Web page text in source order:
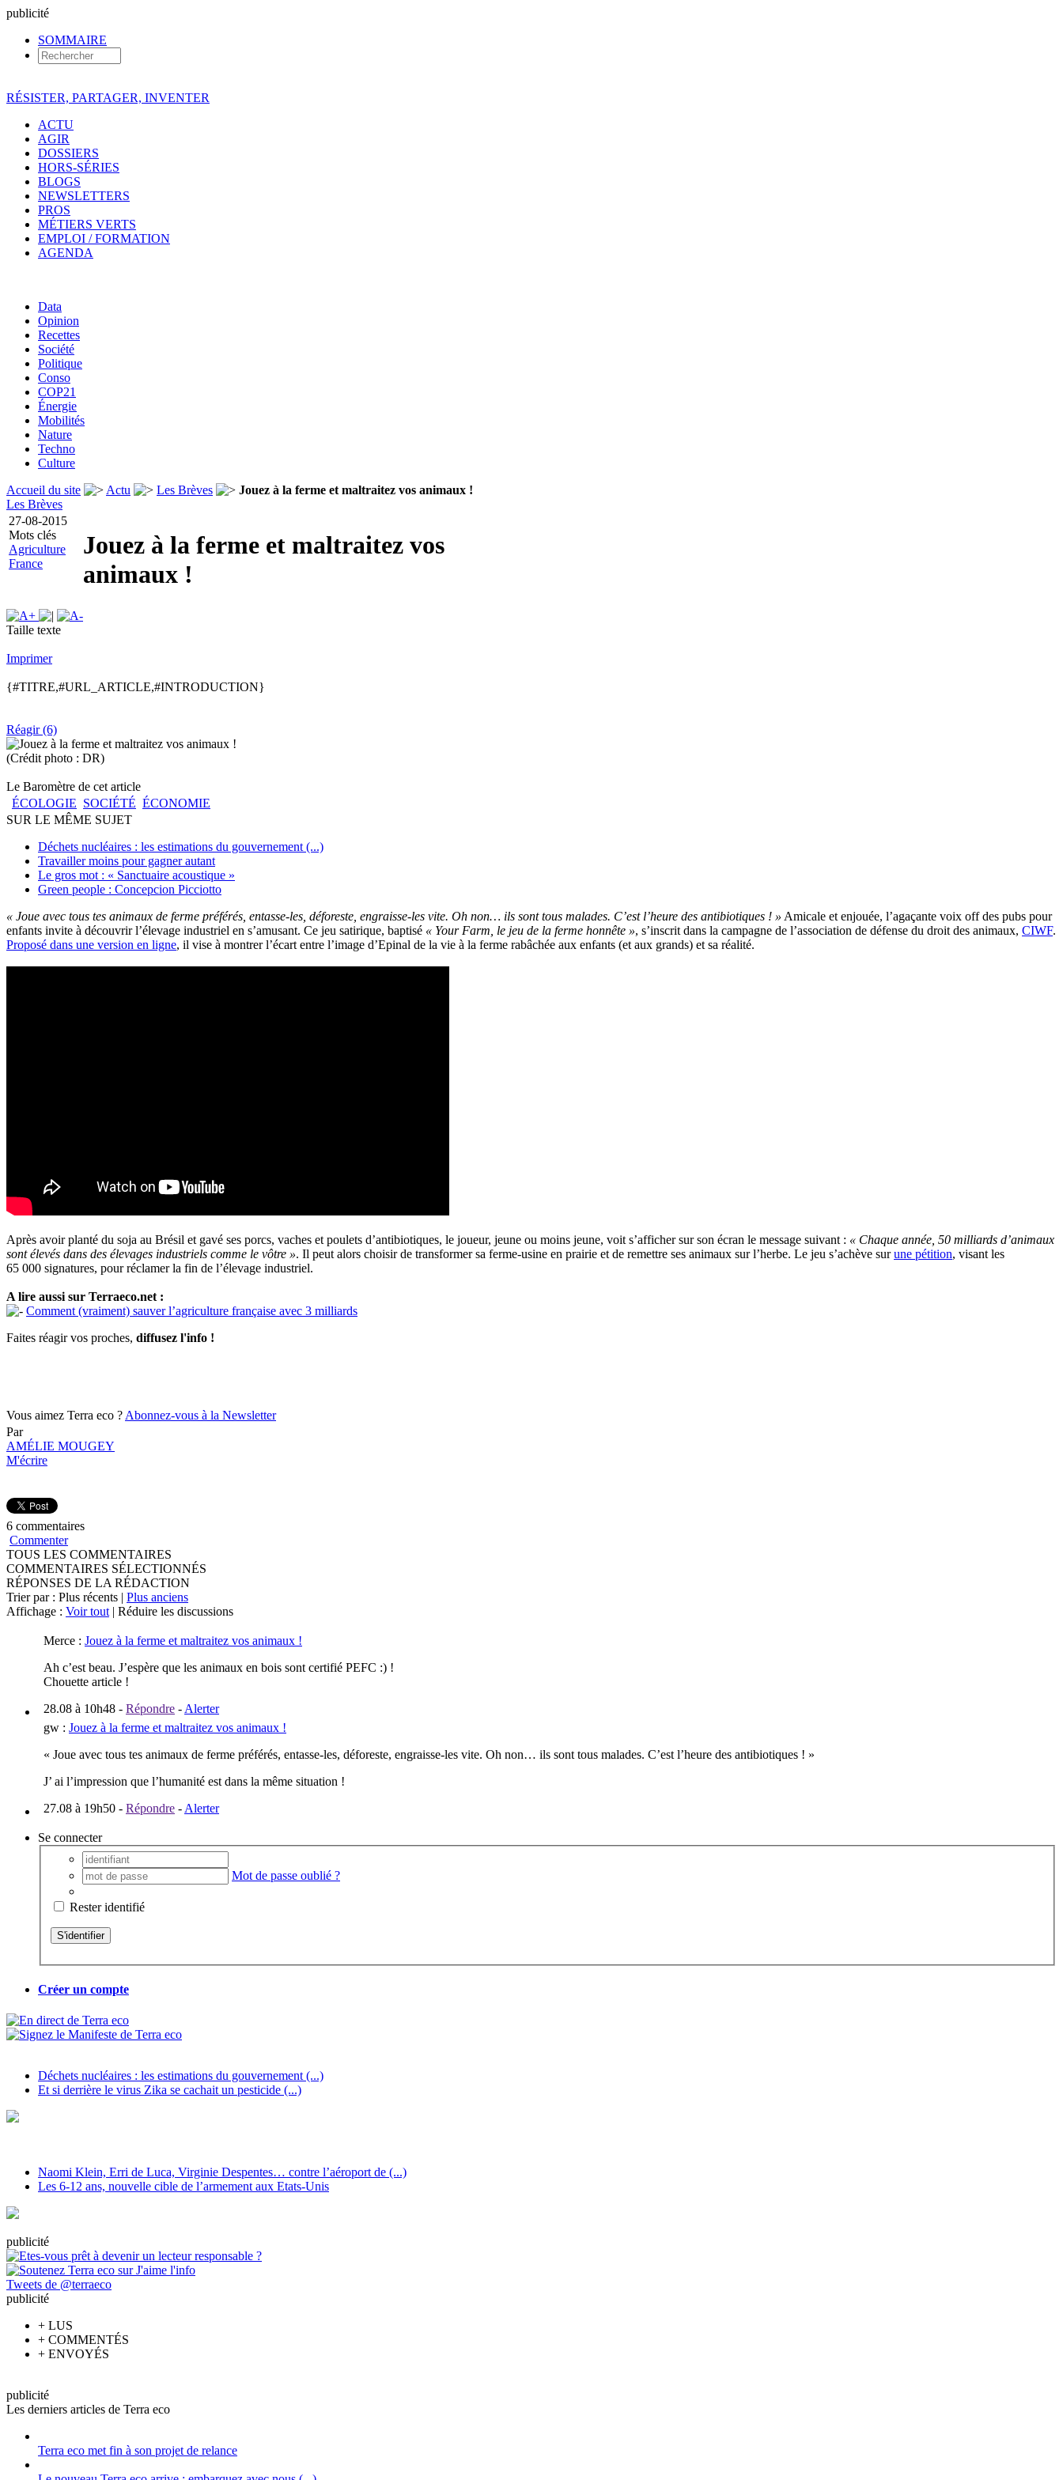
publicité
SOMMAIRE
RÉSISTER, PARTAGER, INVENTER
ACTU
AGIR
DOSSIERS
HORS-SÉRIES
BLOGS
NEWSLETTERS
PROS
MÉTIERS VERTS
EMPLOI / FORMATION
AGENDA
Data
Opinion
Recettes
Société
Politique
Conso
COP21
Énergie
Mobilités
Nature
Techno
Culture
Accueil du site
Actu Les Brèves
Jouez à la ferme et maltraitez vos animaux !
Les Brèves
27-08-2015
Mots clés
Agriculture
France
Jouez à la ferme et maltraitez vos
animaux !
Taille texte
Imprimer
{#TITRE,#URL_ARTICLE,#INTRODUCTION}
Réagir (6)
(Crédit photo : DR)
Le Baromètre de cet article
ÉCOLOGIE SOCIÉTÉ ÉCONOMIE
SUR LE MÊME SUJET
Déchets nucléaires : les estimations du gouvernement (...)
Travailler moins pour gagner autant
Le gros mot : « Sanctuaire acoustique »
Green people : Concepcion Picciotto
« Joue avec tous tes animaux de ferme préférés, entasse-les, déforeste, engraisse-les vite. Oh non… ils sont tous malades. C’est l’heure des antibiotiques ! » Amicale et enjouée, l’agaçante voix off des pubs pour
enfants invite à découvrir l’élevage industriel en s’amusant. Ce jeu satirique, baptisé « Your Farm, le jeu de la ferme honnête », s’inscrit dans la campagne de l’association de défense du droit des animaux, CIWF.
Proposé dans une version en ligne, il vise à montrer l’écart entre l’image d’Epinal de la vie à la ferme rabâchée aux enfants (et aux grands) et sa réalité.
Après avoir planté du soja au Brésil et gavé ses porcs, vaches et poulets d’antibiotiques, le joueur, jeune ou moins jeune, voit s’afficher sur son écran le message suivant : « Chaque année, 50 milliards d’animaux
sont élevés dans des élevages industriels comme le vôtre ». Il peut alors choisir de transformer sa ferme-usine en prairie et de remettre ses animaux sur l’herbe. Le jeu s’achève surune pétition, visant les
65 000 signatures, pour réclamer la fin de l’élevage industriel.
A lire aussi sur Terraeco.net :
Comment (vraiment) sauver l’agriculture française avec 3 milliards
Faites réagir vos proches, diffusez l'info !
Vous aimez Terra eco ? Abonnez-vous à la Newsletter
Par
AMÉLIE MOUGEY
M'écrire
6 commentaires
Commenter
TOUS LES COMMENTAIRES
COMMENTAIRES SÉLECTIONNÉS
RÉPONSES DE LA RÉDACTION
Trier par : Plus récents | Plus anciens
Affichage : Voir tout | Réduire les discussions
Merce : Jouez à la ferme et maltraitez vos animaux !
Ah c’est beau. J’espère que les animaux en bois sont certifié PEFC :) !
Chouette article !
28.08 à 10h48 - Répondre - Alerter
gw : Jouez à la ferme et maltraitez vos animaux !
« Joue avec tous tes animaux de ferme préférés, entasse-les, déforeste, engraisse-les vite. Oh non… ils sont tous malades. C’est l’heure des antibiotiques ! »
J’ ai l’impression que l’humanité est dans la même situation !
27.08 à 19h50 - Répondre - Alerter
Se connecter
Mot de passe oublié ?
Rester identifié
Créer un compte
Déchets nucléaires : les estimations du gouvernement (...)
Et si derrière le virus Zika se cachait un pesticide (...)
Naomi Klein, Erri de Luca, Virginie Despentes… contre l’aéroport de (...)
Les 6-12 ans, nouvelle cible de l’armement aux Etats-Unis
publicité
Tweets de @terraeco
publicité
+ LUS
+ COMMENTÉS
+ ENVOYÉS
publicité
Les derniers articles de Terra eco
Terra eco met fin à son projet de relance